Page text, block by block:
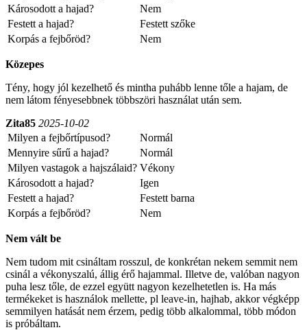
Károsodott a hajad?
Nem
Festett a hajad?
Festett szőke
Korpás a fejbőröd?
Nem
Közepes
Tény, hogy jól kezelhető és mintha puhább lenne tőle a hajam, de
nem látom fényesebbnek többszöri használat után sem.
Zita85 2025-10-02
Milyen a fejbőrtípusod?
Normál
Mennyire sűrű a hajad?
Normál
Milyen vastagok a hajszálaid? Vékony
Károsodott a hajad?
Igen
Festett a hajad?
Festett barna
Korpás a fejbőröd?
Nem
Nem vált be
Nem tudom mit csináltam rosszul, de konkrétan nekem semmit nem
csinál a vékonyszalú, állig érő hajammal. Illetve de, valóban nagyon
puha lesz tőle, de ezzel együtt nagyon kezelhetetlen is. Ha más
termékeket is használok mellette, pl leave-in, hajhab, akkor végképp
semmilyen hatását nem érzem, pedig több alkalommal, több módon
is próbáltam.